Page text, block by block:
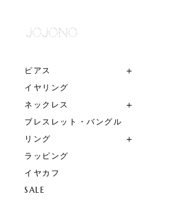
ピアス
イヤリング
ネックレス
ブレスレット・バングル
リング
ラッピング
イヤカフ
SALE